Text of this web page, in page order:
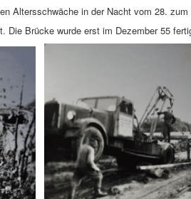
Altersschwäche in der Nacht vom 28.
Die Brücke wurde erst im Dezember 55